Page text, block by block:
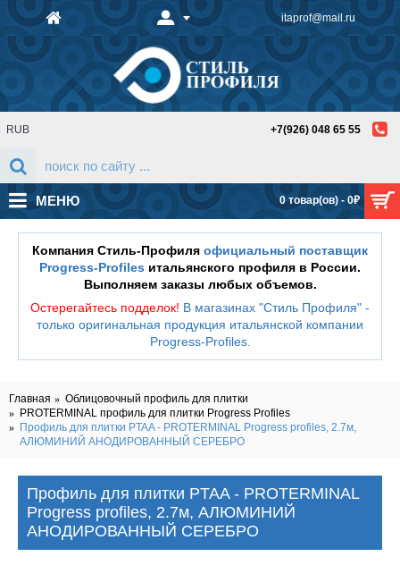
itaprof@mail.ru
0 товар(ов) - 0₽
RUB +7(926) 048 65 55
МЕНЮ
Компания Стиль-Профиля официальный поставщик
Progress-Profiles итальянского профиля в России.
Выполняем заказы любых объемов.
Остерегайтесь подделок! В магазинах "Стиль Профиля" -
только оригинальная продукция итальянской компании
Progress-Profiles.
Главная
Облицовочный профиль для плитки
PROTERMINAL профиль для плитки Progress Profiles
Профиль для плитки PTAA - PROTERMINAL Progress profiles, 2.7м,
АЛЮМИНИЙ АНОДИРОВАННЫЙ СЕРЕБРО
Профиль для плитки PTAA - PROTERMINAL
Progress profiles, 2.7м, АЛЮМИНИЙ
АНОДИРОВАННЫЙ СЕРЕБРО